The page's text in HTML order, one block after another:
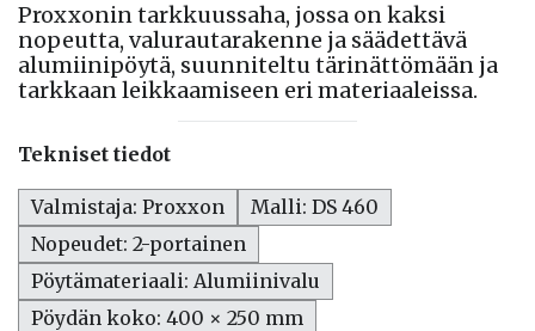
Proxxonin tarkkuussaha, jossa on kaksi
nopeutta, valurautarakenne ja säädettävä
alumiinipöytä, suunniteltu tärinättömään ja
tarkkaan leikkaamiseen eri materiaaleissa.
Tekniset tiedot
Valmistaja: Proxxon
Malli: DS 460
Nopeudet: 2-portainen
Pöytämateriaali: Alumiinivalu
Pöydän koko: 400 × 250 mm